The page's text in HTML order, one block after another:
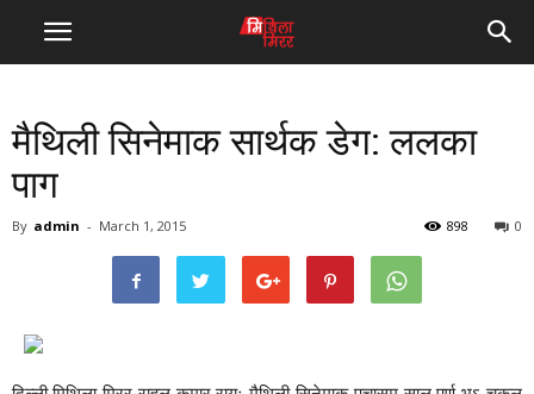
मैथिली सिनेमाक सार्थक डेग: ललका
पाग
By admin - March 1, 2015 0
898